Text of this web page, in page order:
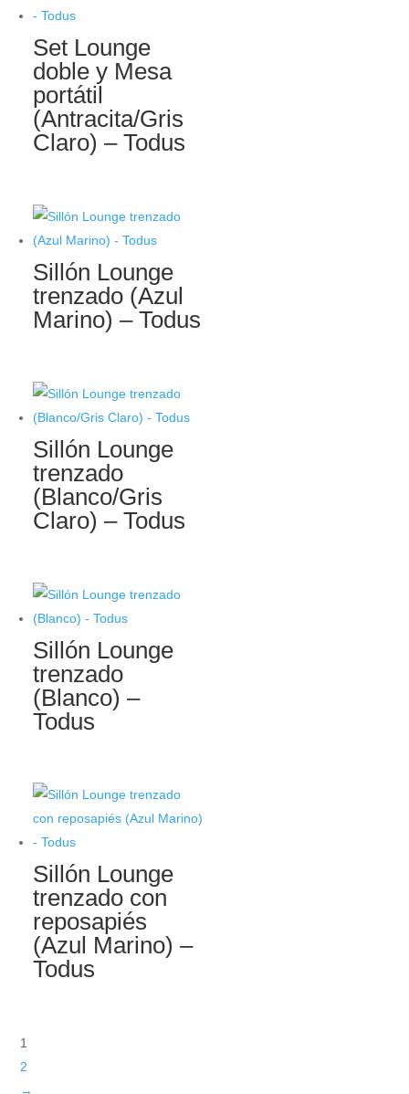
Set Lounge
doble y Mesa
portátil
(Antracita/Gris
Claro) – Todus
Sillón Lounge
trenzado (Azul
Marino) – Todus
Sillón Lounge
trenzado
(Blanco/Gris
Claro) – Todus
Sillón Lounge
trenzado
(Blanco) –
Todus
Sillón Lounge
trenzado con
reposapiés
(Azul Marino) –
Todus
1
2
→